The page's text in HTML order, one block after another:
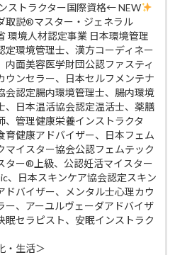
ストラクター国際資格← NEW
取説®マスター・ジェネラル
環境人材認定事業 日本環境管理
定環境管理士、漢方コーディネー
内面美容医学財団公認ファスティ
ウンセラー、日本セルフメンテナ
会認定腸内環境管理士、腸内環境
、日本温活協会認定温活士、薬膳
、管理健康栄養インストラクタ
育健康アドバイザー、日本フェム
マイスター協会公認フェムテック
ター®上級、公認妊活マイスター
、日本スキンケア協会認定スキン
ドバイザー、メンタル士心理カウ
ー、アーユルヴェーダアドバイザ
眠セラピスト、安眠インストラク
・生活＞